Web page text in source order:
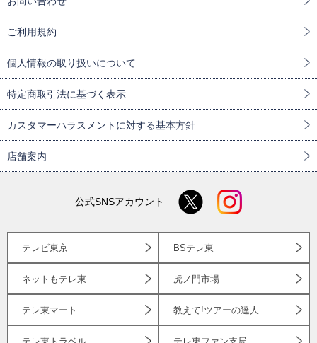
ご利用規約
個人情報の取り扱いについて
特定商取引法に基づく表示
カスタマーハラスメントに対する基本方針
店舗案内
公式SNSアカウント
テレビ東京 BSテレ東
ネットもテレ東 虎ノ門市場
テレ東マート 教えて!ツアーの達人